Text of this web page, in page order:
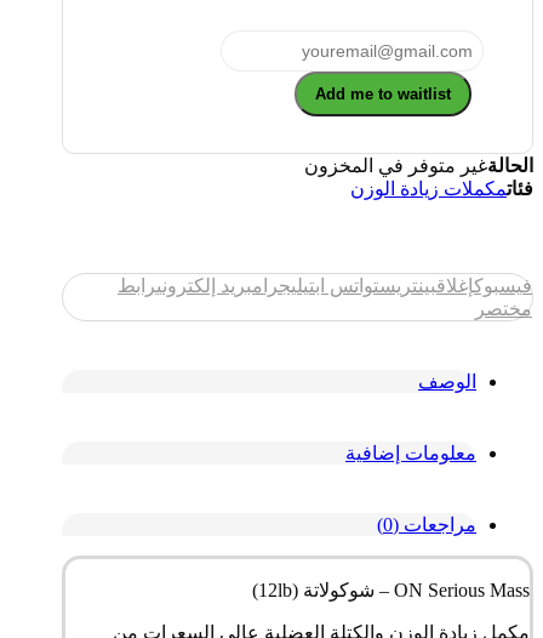
Add me to waitlist
الحالةغير متوفر في المخزون
فئاتمكملات زيادة الوزن
فيسبوكإغلاقبينتريستواتس ابتيليجرامبريد إلكترونيرابط
مختصر
الوصف
معلومات إضافية
مراجعات (0)
ON Serious Mass – شوكولاتة (12lb)
مكمل زيادة الوزن والكتلة العضلية عالي السعرات من